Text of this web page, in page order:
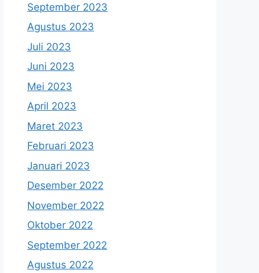
September 2023
Agustus 2023
Juli 2023
Juni 2023
Mei 2023
April 2023
Maret 2023
Februari 2023
Januari 2023
Desember 2022
November 2022
Oktober 2022
September 2022
Agustus 2022